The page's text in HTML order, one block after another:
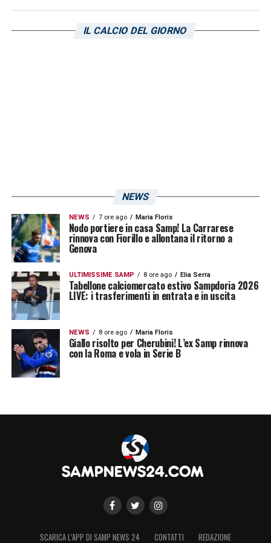
IL CALCIO DEL GIORNO
NEWS
NEWS 7 ore ago Maria Floris
Nodo portiere in casa Samp! La Carrarese
rinnova con Fiorillo e allontana il ritorno a
Genova
ULTIMISSIME SAMP 8 ore ago Elia Serra
Tabellone calciomercato estivo Sampdoria 2026
LIVE: i trasferimenti in entrata e in uscita
NEWS 8 ore ago Maria Floris
Giallo risolto per Cherubini! L’ex Samp rinnova
con la Roma e vola in Serie B
SCARICA L’APP DI SAMP NEWS 24 CONTATTI REDAZIONE